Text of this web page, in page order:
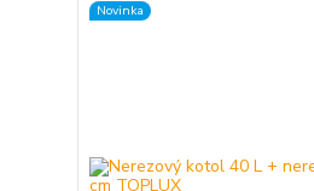
Novinka